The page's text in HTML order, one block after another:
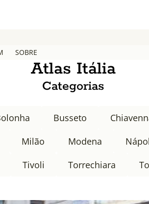
SOBRE
Atlas Itália
Categorias
Busseto
Milão Modena
Tivoli Torrechiara